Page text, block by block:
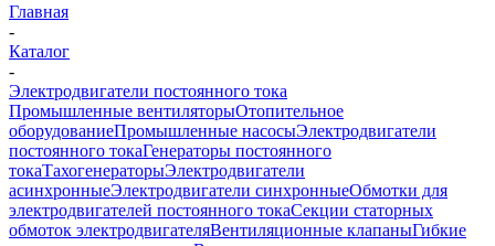
Главная
-
Каталог
-
Электродвигатели постоянного тока
Промышленные вентиляторыОтопительное
оборудованиеПромышленные насосыЭлектродвигатели
постоянного токаГенераторы постоянного
токаТахогенераторыЭлектродвигатели
асинхронныеЭлектродвигатели синхронныеОбмотки для
электродвигателей постоянного токаСекции статорных
обмоток электродвигателяВентиляционные клапаныГибкие